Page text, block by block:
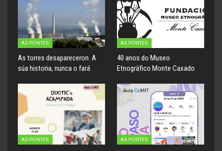
AS PONTES
As torres desapareceron. A
súa historia, nunca o fará
AS PONTES
40 anos do Museo
Etnográfico Monte Caxado
AS PONTES AS PONTES